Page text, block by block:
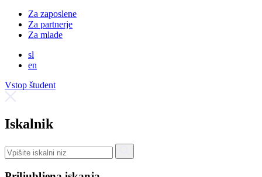
Za zaposlene
Za partnerje
Za mlade
sl
en
Vstop študent
Iskalnik